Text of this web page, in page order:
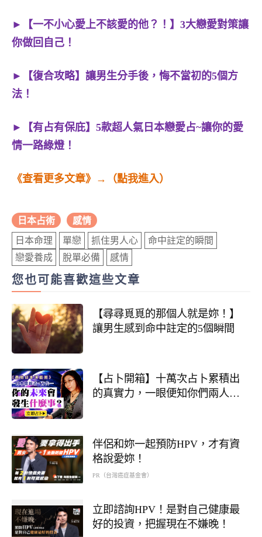
►【一不小心愛上不該愛的他？！】3大戀愛對策讓
你做回自己！
►【復合攻略】讓男生分手後，悔不當初的5個方
法！
►【有占有保庇】5款超人氣日本戀愛占~讓你的愛
情一路綠燈！
《查看更多文章》→（點我進入）
日本占術 感情
日本命理 單戀 抓住男人心
命中註定的瞬間
戀愛養成
脫單必備 感情
您也可能喜歡這些文章
【尋尋覓覓的那個人就是妳！】
讓男生感到命中註定的5個瞬間
【占卜開箱】十萬次占卜累積出
的真實力，一眼便知你們兩人能
伴侶和妳一起預防HPV，才有資
格說愛妳！
PR（台灣癌症基金會）
立即諮詢HPV！是對自己健康最
好的投資，把握現在不嫌晚！